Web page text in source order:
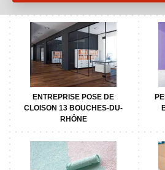
ENTREPRISE POSE DE
CLOISON 13 BOUCHES-DU-
RHÔNE